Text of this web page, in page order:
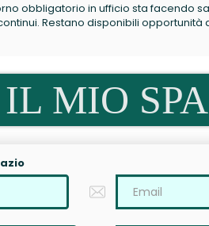
obbligatorio in ufficio sta facendo
Restano disponibili opportunità
MIO